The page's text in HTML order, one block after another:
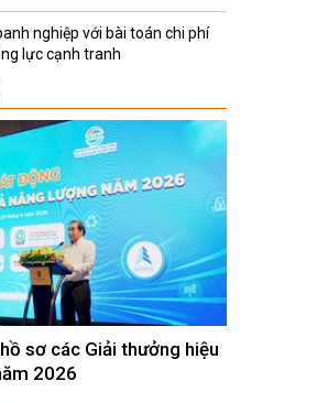
nghiệp với bài toán chi phí
lực cạnh tranh
sơ các Giải thưởng hiệu
2026